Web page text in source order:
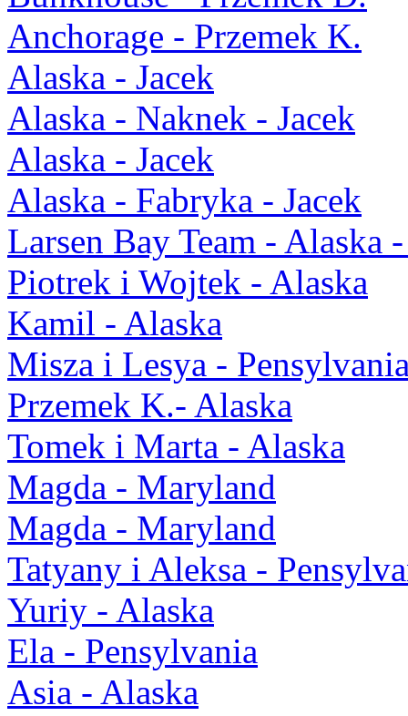
Anchorage - Przemek K.
Alaska - Jacek
Alaska - Naknek - Jacek
Alaska - Jacek
Alaska - Fabryka - Jacek
Larsen Bay Team - Alaska
Piotrek i Wojtek - Alaska
Kamil - Alaska
Misza i Lesya -
Przemek K.- Alaska
Tomek i Marta - Alaska
Magda - Maryland
Magda - Maryland
Tatyany i Aleksa -
Yuriy - Alaska
Ela - Pensylvania
Asia - Alaska